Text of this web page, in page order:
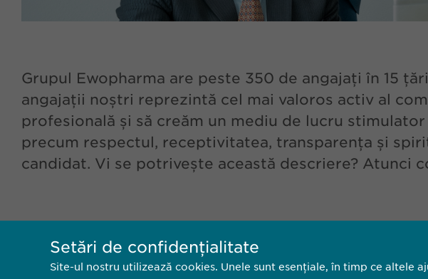
Grupul Ewopharma are peste 350 de angajați în 15
angajații noștri reprezintă cel mai valoros activ al
profesională și să creăm un mediu de lucru
precum respectul, receptivitatea, transparența și
candidat. Vi se potrivește această descriere?
Setări de confidențialitate
Site-ul nostru utilizează cookies. Unele sunt esențiale, în timp ce altele